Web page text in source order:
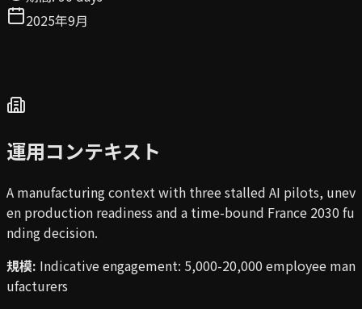
2025年9月
運用コンテキスト
A manufacturing context with three stalled AI pilots, unev
en production readiness and a time-bound France 2030 fu
nding decision.
規模: Indicative engagement: 5,000-20,000 employee man
ufacturers